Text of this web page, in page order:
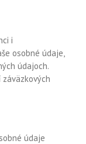
i
osobné údaje,
údajoch.
údaje